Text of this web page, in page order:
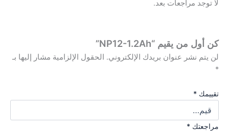
لا توجد مراجعات بعد.
كن أول من يقيم “NP12-1.2Ah”
لن يتم نشر عنوان بريدك الإلكتروني. الحقول الإلزامية مشار إليها بـ
*
تقييمك *
مراجعتك *